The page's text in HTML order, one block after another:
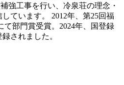
強工事を行い、冷泉荘の理念・
ています。 2012年、第25回福
て部門賞受賞。2024年、国登録
されました。